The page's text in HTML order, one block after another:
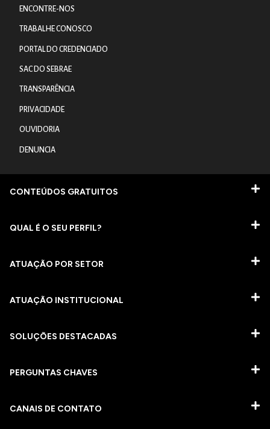
ENCONTRE-NOS
TRABALHE CONOSCO
PORTAL DO CREDENCIADO
SAC DO SEBRAE
TRANSPARÊNCIA
PRIVACIDADE
OUVIDORIA
DENUNCIA
CONTEÚDOS GRATUITOS
QUAL É O SEU PERFIL?
ATUAÇÃO POR SETOR
ATUAÇÃO INSTITUCIONAL
SOLUÇÕES DESTACADAS
PERGUNTAS CHAVES​
CANAIS DE CONTATO